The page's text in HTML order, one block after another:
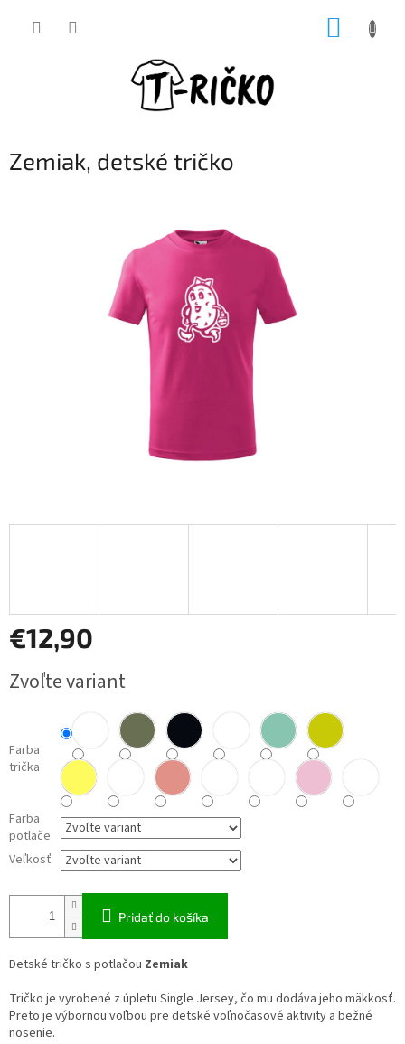
Zemiak, detské tričko
€12,90
cena:
Zvoľte variant
Farba
trička
Farba
potlače
Veľkosť
Pridať do košíka
Detské tričko s potlačou Zemiak
Tričko je vyrobené z úpletu Single Jersey, čo mu dodáva jeho mäkkosť.
Preto je výbornou voľbou pre detské voľnočasové aktivity a bežné
nosenie.